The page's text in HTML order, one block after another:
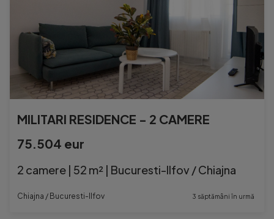
MILITARI RESIDENCE - 2 CAMERE
75.504 eur
2 camere | 52 m² | Bucuresti-Ilfov / Chiajna
Chiajna / Bucuresti-Ilfov 3 săptămâni în urmă